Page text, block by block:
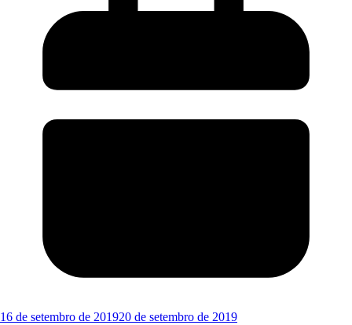
16 de setembro de 201920 de setembro de 2019